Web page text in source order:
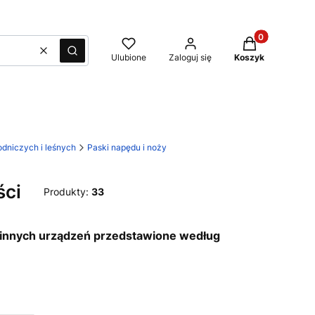
WyczyśćSzukaj Ulubione Zaloguj się
Produkty w
Koszyk
i leśnych
Paski napędu i noży
Produkty: 33
urządzeń przedstawione według